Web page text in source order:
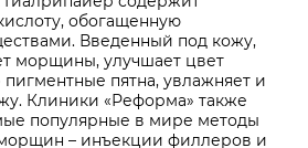
обогащенную
Введенный под кожу,
морщины, улучшает цвет
пигментные пятна, увлажняет и
Клиники «Реформа» также
популярные в мире методы
– инъекции филлеров и